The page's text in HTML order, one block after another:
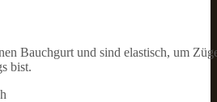
Bauchgurt und sind elastisch, um
bist.